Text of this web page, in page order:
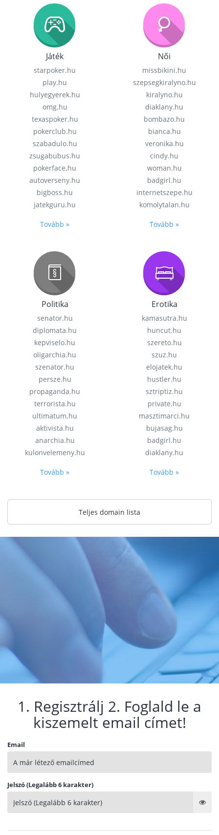
Játék
starpoker.hu
play.hu
hulyegyerek.hu
omg.hu
texaspoker.hu
pokerclub.hu
szabadulo.hu
zsugabubus.hu
pokerface.hu
autoverseny.hu
bigboss.hu
jatekguru.hu
Tovább »
Női
missbikini.hu
szepsegkiralyno.hu
kiralyno.hu
diaklany.hu
bombazo.hu
bianca.hu
veronika.hu
cindy.hu
woman.hu
badgirl.hu
internetszepe.hu
komolytalan.hu
Tovább »
Politika
senator.hu
diplomata.hu
kepviselo.hu
oligarchia.hu
szenator.hu
persze.hu
propaganda.hu
terrorista.hu
ultimatum.hu
aktivista.hu
anarchia.hu
kulonvelemeny.hu
Tovább »
Erotika
kamasutra.hu
huncut.hu
szereto.hu
szuz.hu
elojatek.hu
hustler.hu
sztriptiz.hu
private.hu
masztimarci.hu
bujasag.hu
badgirl.hu
diaklany.hu
Tovább »
Teljes domain lista
1. Regisztrálj 2. Foglald le a
kiszemelt email címet!
Email
Jelszó (Legalább 6 karakter)